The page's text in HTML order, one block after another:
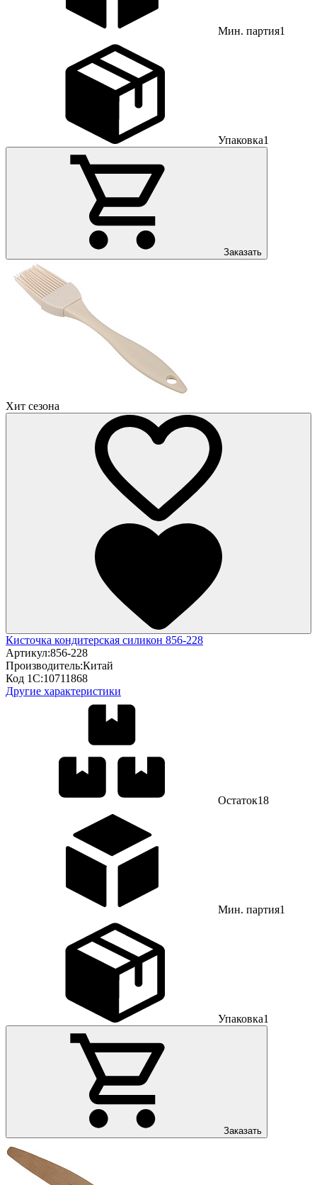
Мин. партия1
Упаковка1
Заказать
Хит сезона
Кисточка кондитерская силикон 856-228
Артикул:856-228
Производитель:Китай
Код 1С:10711868
Другие характеристики
Остаток18
Мин. партия1
Упаковка1
Заказать